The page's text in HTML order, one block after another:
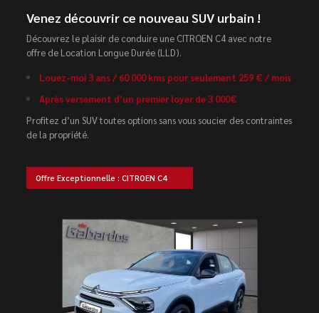
Venez découvrir ce nouveau SUV urbain !
Découvrez le plaisir de conduire une CITROEN C4 avec notre
offre de Location Longue Durée (LLD).
Louez-moi 3 ans / 60 000 kms pour seulement 259 € / mois
Après versement d’un premier loyer de 3 000€
Profitez d’un SUV toutes options sans vous soucier des contraintes
de la propriété.
Offre Exceptionnelle : CITROEN C4